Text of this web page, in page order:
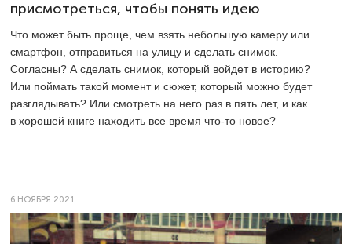
присмотреться, чтобы понять идею
Что может быть проще, чем взять небольшую камеру или
смартфон, отправиться на улицу и сделать снимок.
Согласны? А сделать снимок, который войдет в историю?
Или поймать такой момент и сюжет, который можно будет
разглядывать? Или смотреть на него раз в пять лет, и как
в хорошей книге находить все время что-то новое?
6 НОЯБРЯ 2021